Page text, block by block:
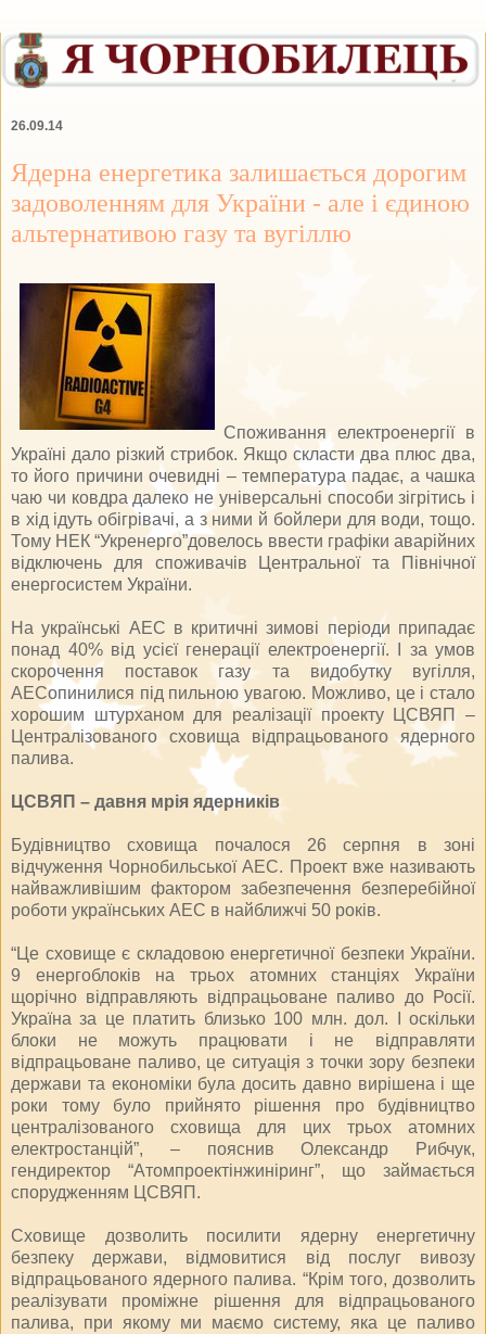
26.09.14
Ядерна енергетика залишається дорогим
задоволенням для України - але і єдиною
альтернативою газу та вугіллю
Споживання електроенергії в
Україні дало різкий стрибок. Якщо скласти два плюс два,
то його причини очевидні – температура падає, а чашка
чаю чи ковдра далеко не універсальні способи зігрітись і
в хід ідуть обігрівачі, а з ними й бойлери для води, тощо.
Тому НЕК “Укренерго”довелось ввести графіки аварійних
відключень для споживачів Центральної та Північної
енергосистем України.
На українські АЕС в критичні зимові періоди припадає
понад 40% від усієї генерації електроенергії. І за умов
скорочення поставок газу та видобутку вугілля,
АЕСопинилися під пильною увагою. Можливо, це і стало
хорошим штурханом для реалізації проекту ЦСВЯП –
Централізованого сховища відпрацьованого ядерного
палива.
ЦСВЯП – давня мрія ядерників
Будівництво сховища почалося 26 серпня в зоні
відчуження Чорнобильської АЕС. Проект вже називають
найважливішим фактором забезпечення безперебійної
роботи українських АЕС в найближчі 50 років.
“Це сховище є складовою енергетичної безпеки України.
9 енергоблоків на трьох атомних станціях України
щорічно відправляють відпрацьоване паливо до Росії.
Україна за це платить близько 100 млн. дол. І оскільки
блоки не можуть працювати і не відправляти
відпрацьоване паливо, це ситуація з точки зору безпеки
держави та економіки була досить давно вирішена і ще
роки тому було прийнято рішення про будівництво
централізованого сховища для цих трьох атомних
електростанцій”, – пояснив Олександр Рибчук,
гендиректор “Атомпроектінжиніринг”, що займається
спорудженням ЦСВЯП.
Сховище дозволить посилити ядерну енергетичну
безпеку держави, відмовитися від послуг вивозу
відпрацьованого ядерного палива. “Крім того, дозволить
реалізувати проміжне рішення для відпрацьованого
палива, при якому ми маємо систему, яка це паливо